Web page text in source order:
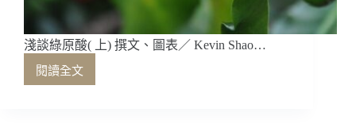
淺談綠原酸( 上) 撰文、圖表／ Kevin Shao…
閱讀全文
淺